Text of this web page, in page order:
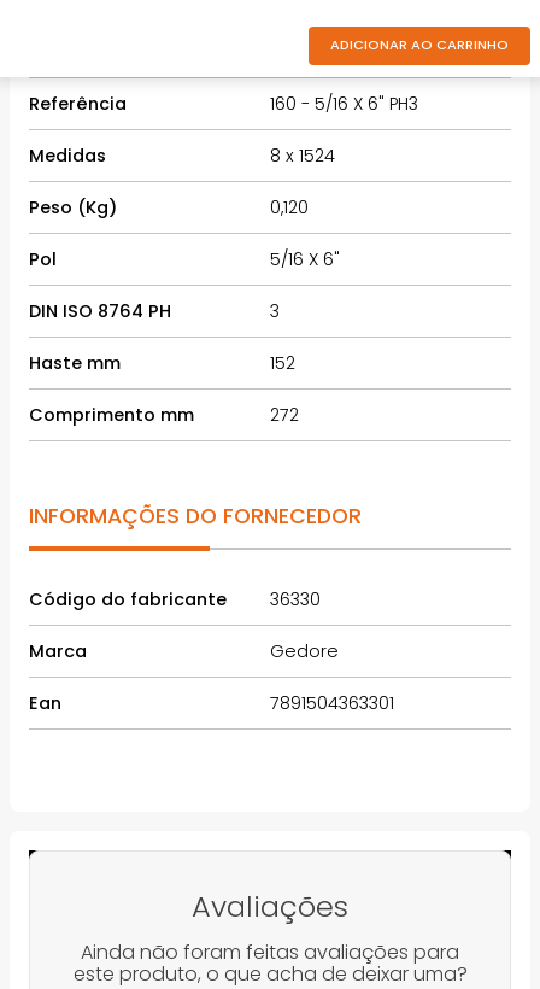
ADICIONAR AO CARRINHO
036.330
Referência 160 - 5/16 X 6" PH3
Medidas 8 x 1524
Peso (Kg) 0,120
Pol 5/16 X 6"
DIN ISO 8764 PH 3
Haste mm 152
Comprimento mm 272
INFORMAÇÕES DO FORNECEDOR
Código do fabricante 36330
Marca Gedore
Ean 7891504363301
Avaliações
Ainda não foram feitas avaliações para
este produto, o que acha de deixar uma?